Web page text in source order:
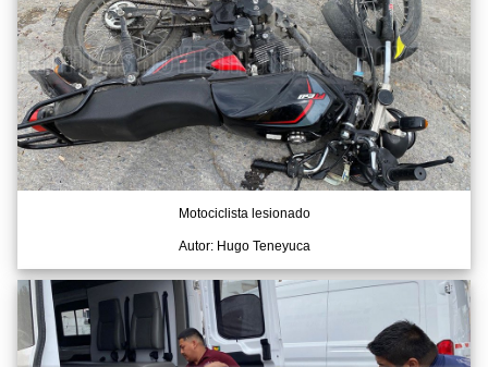
Motociclista lesionado
Autor: Hugo Teneyuca